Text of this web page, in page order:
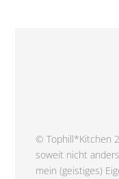
© Tophill*Kitchen
soweit nicht
mein (geistiges)